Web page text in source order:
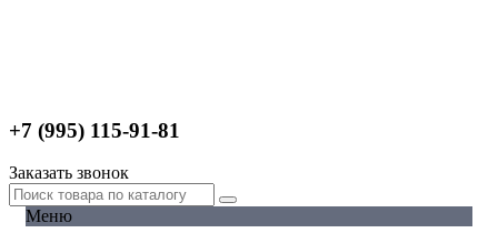
+7 (995) 115-91-81
Заказать звонок
Меню